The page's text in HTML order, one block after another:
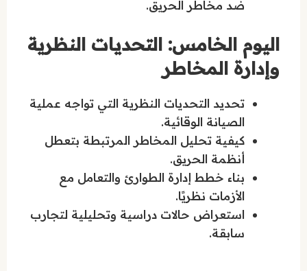
ضد مخاطر الحريق.
اليوم الخامس: التحديات النظرية
وإدارة المخاطر
تحديد التحديات النظرية التي تواجه عملية
الصيانة الوقائية.
كيفية تحليل المخاطر المرتبطة بتعطل
أنظمة الحريق.
بناء خطط إدارة الطوارئ والتعامل مع
الأزمات نظريًا.
استعراض حالات دراسية وتحليلية لتجارب
سابقة.